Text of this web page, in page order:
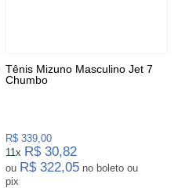
Tênis Mizuno Masculino Jet 7
Chumbo
R$ 339,00
11x R$ 30,82
ou R$ 322,05 no boleto ou
pix